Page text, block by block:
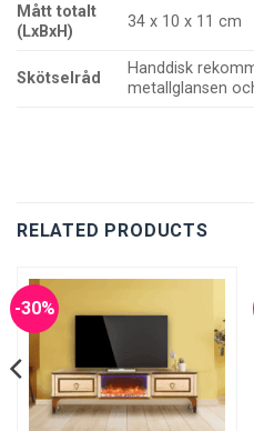
Mått totalt
(LxBxH)
34 x 10 x 11 cm
Skötselråd
Handdisk
metallglansen
RELATED PRODUCTS
-30%